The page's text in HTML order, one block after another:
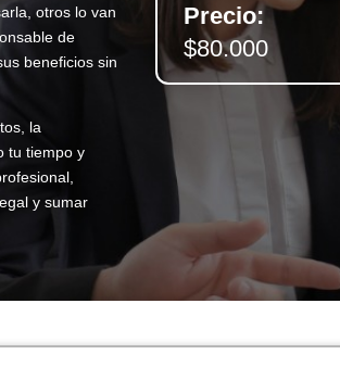
otros lo van
de
beneficios sin
la
tu tiempo y
y sumar
Precio:
$80.000